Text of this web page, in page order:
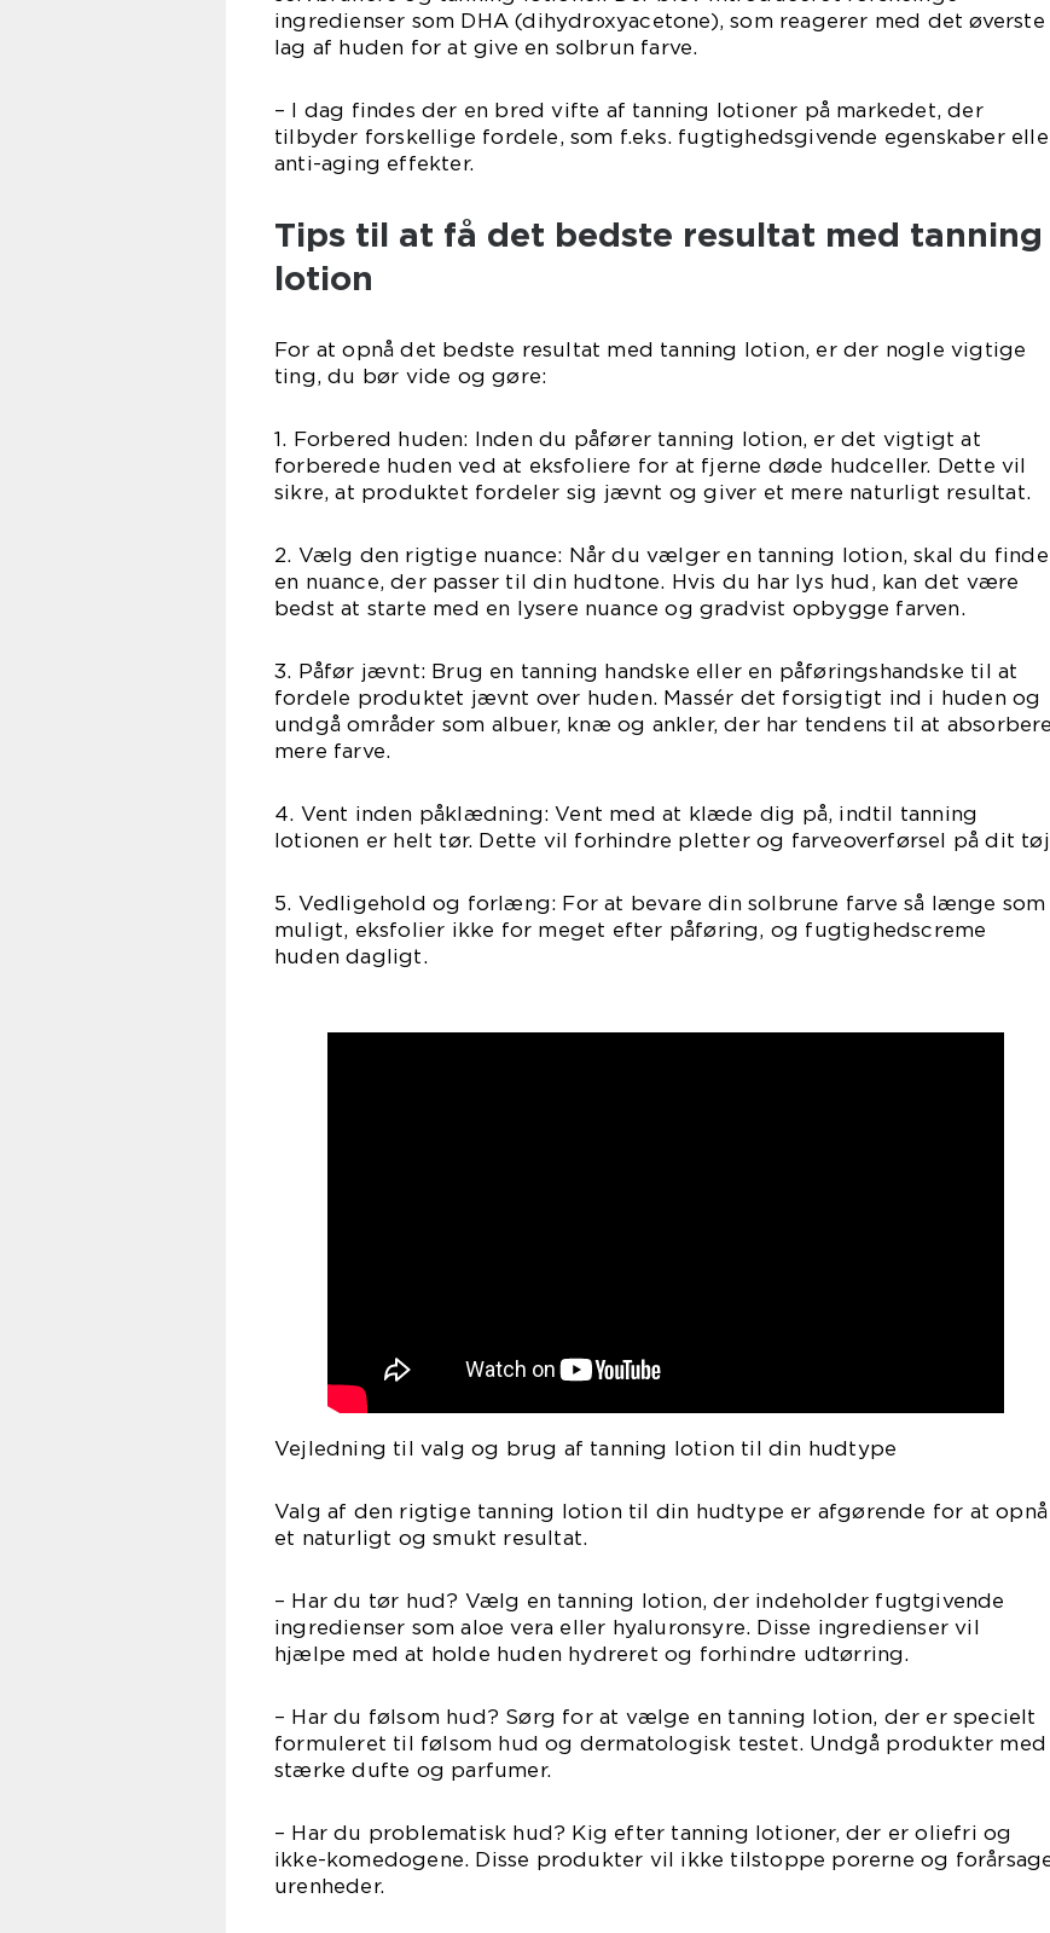
ingredienser som DHA (dihydroxyacetone), som reagerer med det øverste
lag af huden for at give en solbrun farve.
– I dag findes der en bred vifte af tanning lotioner på markedet, der
tilbyder forskellige fordele, som f.eks. fugtighedsgivende egenskaber
anti-aging effekter.
Tips til at få det bedste resultat med tanning
lotion
For at opnå det bedste resultat med tanning lotion, er der nogle vigtige
ting, du bør vide og gøre:
1. Forbered huden: Inden du påfører tanning lotion, er det vigtigt at
forberede huden ved at eksfoliere for at fjerne døde hudceller. Dette vil
sikre, at produktet fordeler sig jævnt og giver et mere naturligt resultat.
2. Vælg den rigtige nuance: Når du vælger en tanning lotion, skal du finde
en nuance, der passer til din hudtone. Hvis du har lys hud, kan det være
bedst at starte med en lysere nuance og gradvist opbygge farven.
3. Påfør jævnt: Brug en tanning handske eller en påføringshandske til at
fordele produktet jævnt over huden. Massér det forsigtigt ind i huden og
undgå områder som albuer, knæ og ankler, der har tendens til at absorbere
mere farve.
4. Vent inden påklædning: Vent med at klæde dig på, indtil tanning
lotionen er helt tør. Dette vil forhindre pletter og farveoverførsel på dit
5. Vedligehold og forlæng: For at bevare din solbrune farve så længe som
muligt, eksfolier ikke for meget efter påføring, og fugtighedscreme
huden dagligt.
Vejledning til valg og brug af tanning lotion til din hudtype
Valg af den rigtige tanning lotion til din hudtype er afgørende for at opnå
et naturligt og smukt resultat.
– Har du tør hud? Vælg en tanning lotion, der indeholder fugtgivende
ingredienser som aloe vera eller hyaluronsyre. Disse ingredienser vil
hjælpe med at holde huden hydreret og forhindre udtørring.
– Har du følsom hud? Sørg for at vælge en tanning lotion, der er specielt
formuleret til følsom hud og dermatologisk testet. Undgå produkter med
stærke dufte og parfumer.
– Har du problematisk hud? Kig efter tanning lotioner, der er oliefri og
ikke-komedogene. Disse produkter vil ikke tilstoppe porerne og
urenheder.